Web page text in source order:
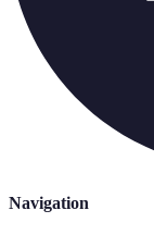
Navigation